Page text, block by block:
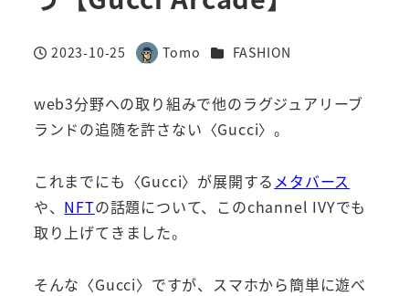
投稿日
2023-10-25
著
Tomo カテゴリー
FASHION
web3分野への取り組みで他のラグジュアリーブ
ランドの追随を許さない〈Gucci〉。
これまでにも〈Gucci〉が展開する メタバース
や、 NFTの話題について、このchannel IVYでも
取り上げてきました。
そんな〈Gucci〉ですが、スマホから簡単に遊べ